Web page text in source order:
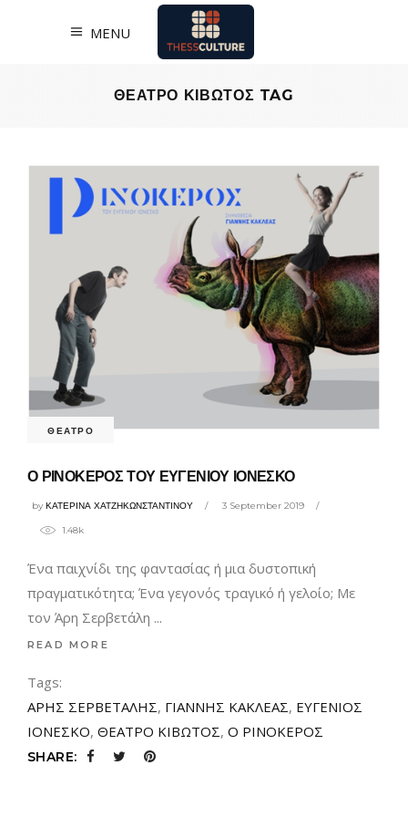
MENU
ΘΕΑΤΡΟ ΚΙΒΩΤΟΣ TAG
ΘΕΑΤΡΟ
Ο ΡΙΝΟΚΕΡΟΣ ΤΟΥ ΕΥΓΕΝΙΟΥ ΙΟΝΕΣΚΟ
byΚΑΤΕΡΙΝΑ ΧΑΤΖΗΚΩΝΣΤΑΝΤΙΝΟΥ 3 September 2019
1.48k
Ένα παιχνίδι της φαντασίας ή μια δυστοπική
πραγματικότητα; Ένα γεγονός τραγικό ή γελοίο; Με
τον Άρη Σερβετάλη
READ MORE
Tags:
ΑΡΗΣ ΣΕΡΒΕΤΑΛΗΣ, ΓΙΑΝΝΗΣ ΚΑΚΛΕΑΣ, ΕΥΓΕΝΙΟΣ
ΙΟΝΕΣΚΟ, ΘΕΑΤΡΟ ΚΙΒΩΤΟΣ, Ο ΡΙΝΟΚΕΡΟΣ
SHARE: